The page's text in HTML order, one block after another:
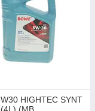
HIGHTEC SYNT